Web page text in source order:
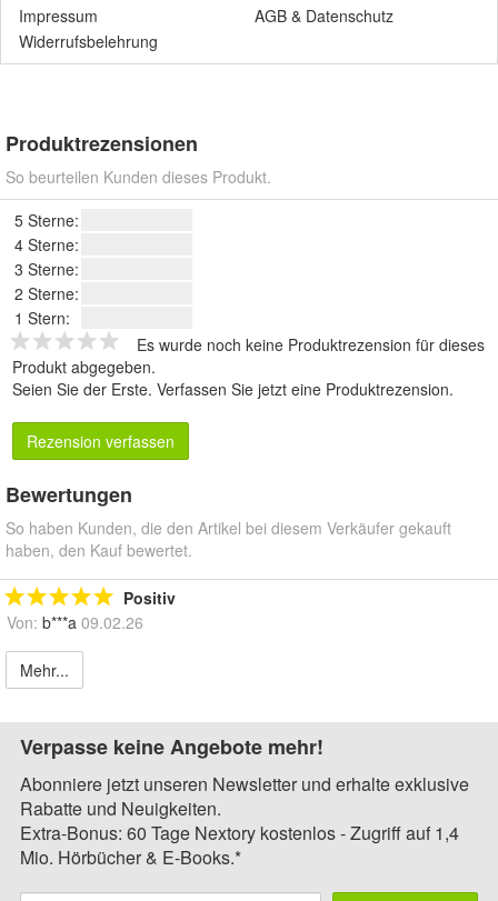
Impressum
AGB & Datenschutz
Widerrufsbelehrung
Produktrezensionen
So beurteilen Kunden dieses Produkt.
5 Sterne:
4 Sterne:
3 Sterne:
2 Sterne:
1 Stern:
Es wurde noch keine Produktrezension für dieses
Produkt abgegeben.
Seien Sie der Erste. Verfassen Sie jetzt eine Produktrezension.
Rezension verfassen
Bewertungen
So haben Kunden, die den Artikel bei diesem Verkäufer gekauft
haben, den Kauf bewertet.
Positiv
Von: b***a 09.02.26
Mehr...
Verpasse keine Angebote mehr!
Abonniere jetzt unseren Newsletter und erhalte exklusive
Rabatte und Neuigkeiten.
Extra-Bonus: 60 Tage Nextory kostenlos - Zugriff auf 1,4
Mio. Hörbücher & E-Books.*